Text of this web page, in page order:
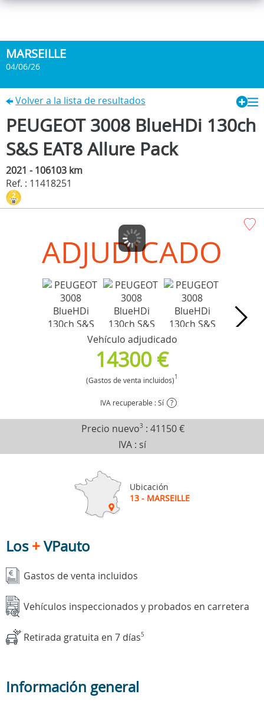
MARSEILLE
04/06/26
Volver a la lista de resultados
PEUGEOT 3008 BlueHDi 130ch
S&S EAT8 Allure Pack
2021 - 106103 km
Ref. : 11418251
ADJUDICADO
Vehículo adjudicado
14300 €
(Gastos de venta incluidos)1
IVA recuperable : Sí ?
Precio nuevo3 : 41150 €
IVA : sí
Ubicación
13 - MARSEILLE
Los+VPauto
Gastos de venta incluidos
Vehículos inspeccionados y probados en carretera
Retirada gratuita en 7 días5
Información general